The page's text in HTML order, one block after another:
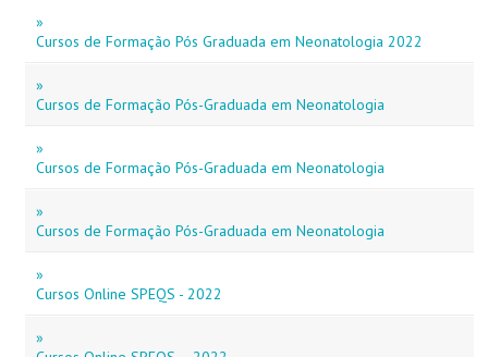
»
Cursos de Formação Pós Graduada em Neonatologia 2022
»
Cursos de Formação Pós-Graduada em Neonatologia
»
Cursos de Formação Pós-Graduada em Neonatologia
»
Cursos de Formação Pós-Graduada em Neonatologia
»
Cursos Online SPEQS - 2022
»